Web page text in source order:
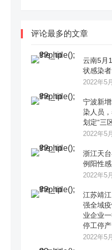
评论最多的文章
云南5月
状感染
2022年5
宁波新
染人员
划定“三
2022年5
浙江天
例阳性
2022年5
江苏靖
强全域
业企业
停工停产
2022年5